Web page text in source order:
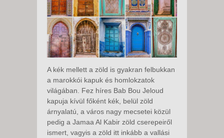
A kék mellett a zöld is gyakran felbukkan
a marokkói kapuk és homlokzatok
világában. Fez híres Bab Bou Jeloud
kapuja kívül főként kék, belül zöld
árnyalatú, a város nagy mecsetei közül
pedig a Jamaa Al Kabir zöld cserepeiről
ismert, vagyis a zöld itt inkább a vallási